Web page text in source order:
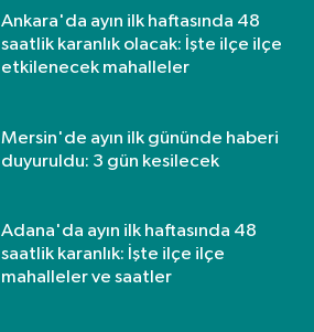
Ankara'da ayın ilk haftasında 48
saatlik karanlık olacak: İşte ilçe ilçe
etkilenecek mahalleler
Mersin'de ayın ilk gününde haberi
duyuruldu: 3 gün kesilecek
Adana'da ayın ilk haftasında 48
saatlik karanlık: İşte ilçe ilçe
mahalleler ve saatler